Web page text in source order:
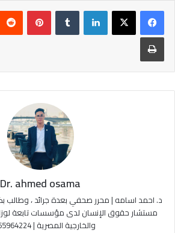
لينكدإن بينتيريست
طباعة
Dr. ahmed osama
د. احمد اسامه | محرر صحفي بعدة جرائد ، وطالب
مستشار حقوق الإنسان لدى مؤسسات تابعة
والخارجية المصرية | 01065964224